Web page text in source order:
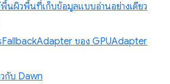
พื้นผิวพื้นที่เก็บข้อมูลแบบอ่านอย่างเดียว
ของ GPUAdapter
กับ Dawn